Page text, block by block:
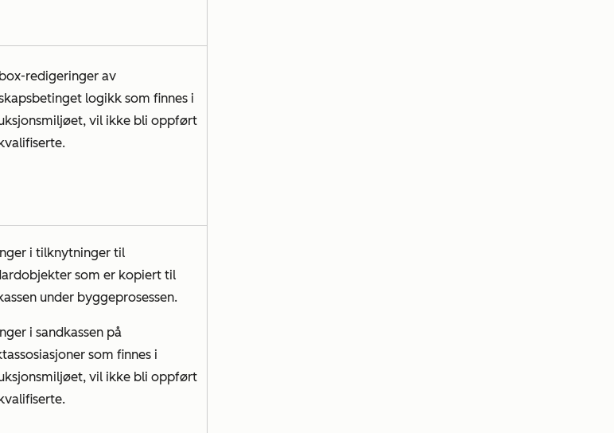
redigeringer av
logikk som finnes i
vil ikke bli oppført
i tilknytninger til
som er kopiert til
under byggeprosessen.
i sandkassen på
som finnes i
vil ikke bli oppført